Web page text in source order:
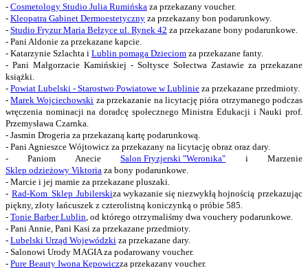
- Cosmetology Studio Julia Rumińska za przekazany voucher.
- Kleopatra Gabinet Dermoestetyczny za przekazany bon podarunkowy.
- Studio Fryzur Maria Bełzyce ul. Rynek 42 za przekazane bony podarunkowe.
- Pani Aldonie za przekazane kapcie.
- Katarzynie Szlachta i Lublin pomaga Dzieciom za przekazane fanty.
- Pani Małgorzacie Kamińskiej - Sołtysce Sołectwa Zastawie za przekazane
książki.
- Powiat Lubelski - Starostwo Powiatowe w Lublinie za przekazane przedmioty.
-Marek Wojciechowski za przekazanie na licytację pióra otrzymanego podczas
wręczenia nominacji na doradcę społecznego Ministra Edukacji i Nauki prof.
Przemysława Czarnka.
- Jasmin Drogeria za przekazaną kartę podarunkową.
- Pani Agnieszce Wójtowicz za przekazany na licytację obraz oraz dary.
- Paniom AnecieSalon Fryzjerski "Weronika" i Marzenie
Sklep odzieżowy Viktoria za bony podarunkowe.
- Marcie i jej mamie za przekazane pluszaki.
-Rad-Kom Sklep Jubilerskiza wykazanie się niezwykłą hojnością przekazując
piękny, złoty łańcuszek z czterolistną koniczynką o próbie 585.
- Tonie Barber Lublin , od którego otrzymaliśmy dwa vouchery podarunkowe.
- Pani Annie, Pani Kasi za przekazane przedmioty.
- Lubelski Urząd Wojewódzki za przekazane dary.
- Salonowi Urody MAGIA za podarowany voucher.
- Pure Beauty Iwona Kępowiczza przekazany voucher.